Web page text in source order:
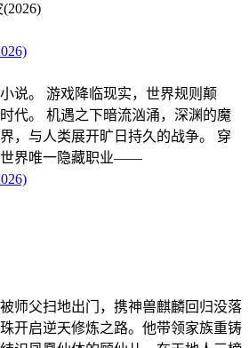
说。 游戏降临现实，世界规则颠
代。 机遇之下暗流汹涌，深渊的魔
，与人类展开旷日持久的战争。 穿
世界唯一隐藏职业——
师父扫地出门，携神兽麒麟回归没落
开启逆天修炼之路。他带领家族重铸